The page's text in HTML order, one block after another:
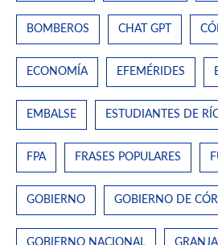
BOMBEROS CHAT GPT
ECONOMÍA EFEMÉRIDES
EMBALSE ESTUDIANTES DE
FPA FRASES POPULARES
GOBIERNO GOBIERNO DE